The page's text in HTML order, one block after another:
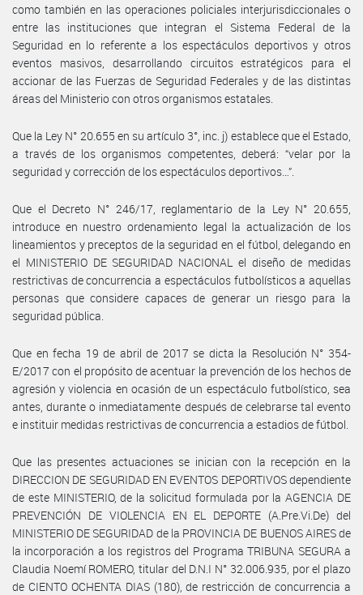
como también en las operaciones policiales interjurisdiccionales o
entre las instituciones que integran el Sistema Federal de la
Seguridad en lo referente a los espectáculos deportivos y otros
eventos masivos, desarrollando circuitos estratégicos para el
accionar de las Fuerzas de Seguridad Federales y de las distintas
áreas del Ministerio con otros organismos estatales.
Que la Ley N° 20.655 en su artículo 3°, inc. j) establece que el Estado,
a través de los organismos competentes, deberá: “velar por la
seguridad y corrección de los espectáculos deportivos…”.
Que el Decreto N° 246/17, reglamentario de la Ley N° 20.655,
introduce en nuestro ordenamiento legal la actualización de los
lineamientos y preceptos de la seguridad en el fútbol, delegando en
el MINISTERIO DE SEGURIDAD NACIONAL el diseño de medidas
restrictivas de concurrencia a espectáculos futbolísticos a aquellas
personas que considere capaces de generar un riesgo para la
seguridad pública.
Que en fecha 19 de abril de 2017 se dicta la Resolución N° 354-
E/2017 con el propósito de acentuar la prevención de los hechos de
agresión y violencia en ocasión de un espectáculo futbolístico, sea
antes, durante o inmediatamente después de celebrarse tal evento
e instituir medidas restrictivas de concurrencia a estadios de fútbol.
Que las presentes actuaciones se inician con la recepción en la
DIRECCION DE SEGURIDAD EN EVENTOS DEPORTIVOS dependiente
de este MINISTERIO, de la solicitud formulada por la AGENCIA DE
PREVENCIÓN DE VIOLENCIA EN EL DEPORTE (A.Pre.Vi.De) del
MINISTERIO DE SEGURIDAD de la PROVINCIA DE BUENOS AIRES de
la incorporación a los registros del Programa TRIBUNA SEGURA a
Claudia Noemí ROMERO, titular del D.N.I N° 32.006.935, por el plazo
de CIENTO OCHENTA DIAS (180), de restricción de concurrencia a